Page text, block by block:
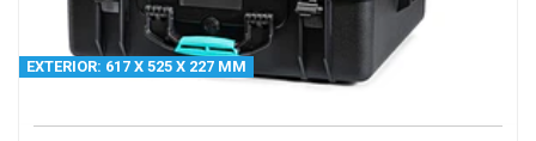
EXTERIOR: 617 X 525 X 227 MM